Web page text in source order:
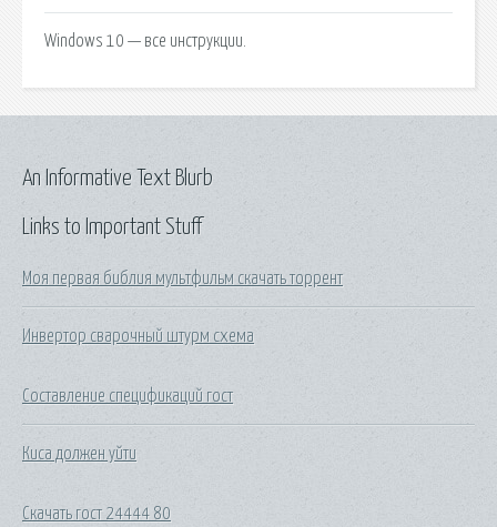
Windows 10 — все инструкции.
Links to Important Stuff
Моя первая библия мультфильм скачать торрент
Инвертор сварочный штурм схема
Составление спецификаций гост
Киса должен уйти
Скачать гост 24444 80
An Informative Text Blurb